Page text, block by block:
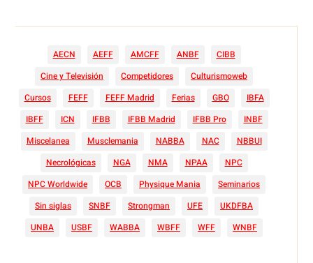
AECN AEFF AMCFF ANBF
CIBB
Cine y Televisión
Competidores
Culturismoweb
Cursos
FEFF FEFF Madrid Ferias GBO
IBFA
IBFF
ICN IFBB IFBB Madrid IFBB Pro
INBF
Miscelanea
Musclemania NABBA NAC
NBBUI
Necrológicas
NGA NMA NPAA
NPC
NPC Worldwide
OCB Physique Mania
Seminarios
Sin siglas
SNBF Strongman UFE
UKDFBA
UNBA
USBF WABBA WBFF WFF WNBF